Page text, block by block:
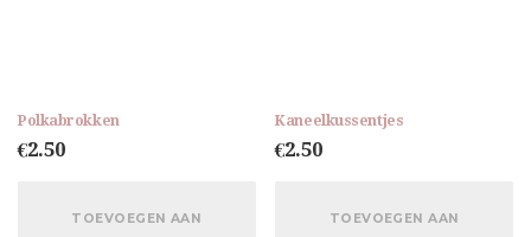
Polkabrokken
€2.50
TOEVOEGEN AAN
Kaneelkussentjes
€2.50
TOEVOEGEN AAN